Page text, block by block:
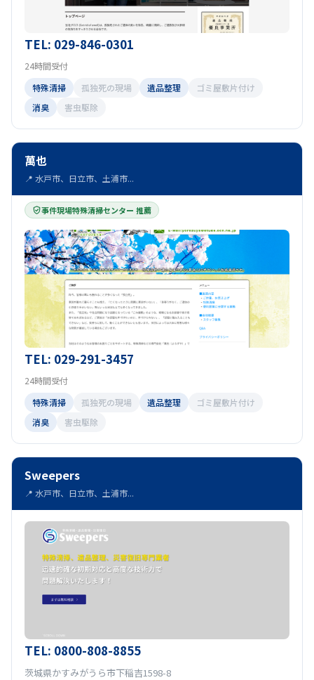
TEL: 029-846-0301
24時間受付
特殊清掃
孤独死の現場 遺品整理
ゴミ屋敷片付け
消臭
害虫駆除
萬也
📍 水戸市、日立市、土浦市...
事件現場特殊清掃センター 推薦
TEL: 029-291-3457
24時間受付
特殊清掃
孤独死の現場 遺品整理
ゴミ屋敷片付け
消臭
害虫駆除
Sweepers
📍 水戸市、日立市、土浦市...
TEL: 0800-808-8855
茨城県かすみがうら市下稲吉1598-8